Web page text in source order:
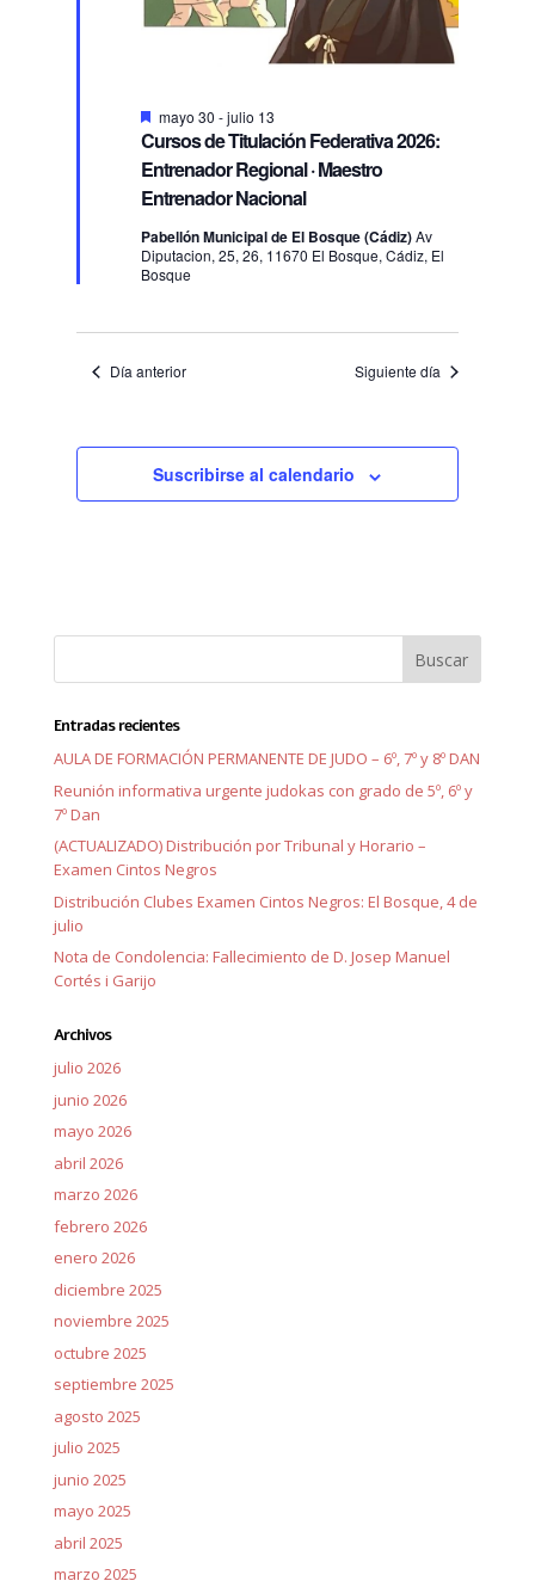
Cursos de Titulación Federativa 2026:
Entrenador Regional · Maestro
Entrenador Nacional
Destacado
mayo 30 -julio 13
Pabellón Municipal de El Bosque (Cádiz)Av
Diputacion, 25, 26, 11670 El Bosque, Cádiz, El
Bosque
Día anterior Siguiente día
Suscribirse al calendario
Entradas recientes
AULA DE FORMACIÓN PERMANENTE DE JUDO – 6º, 7º y 8º DAN
Reunión informativa urgente judokas con grado de 5º, 6º y
7º Dan
(ACTUALIZADO) Distribución por Tribunal y Horario –
Examen Cintos Negros
Distribución Clubes Examen Cintos Negros: El Bosque, 4 de
julio
Nota de Condolencia: Fallecimiento de D. Josep Manuel
Cortés i Garijo
Archivos
julio 2026
junio 2026
mayo 2026
abril 2026
marzo 2026
febrero 2026
enero 2026
diciembre 2025
noviembre 2025
octubre 2025
septiembre 2025
agosto 2025
julio 2025
junio 2025
mayo 2025
abril 2025
marzo 2025